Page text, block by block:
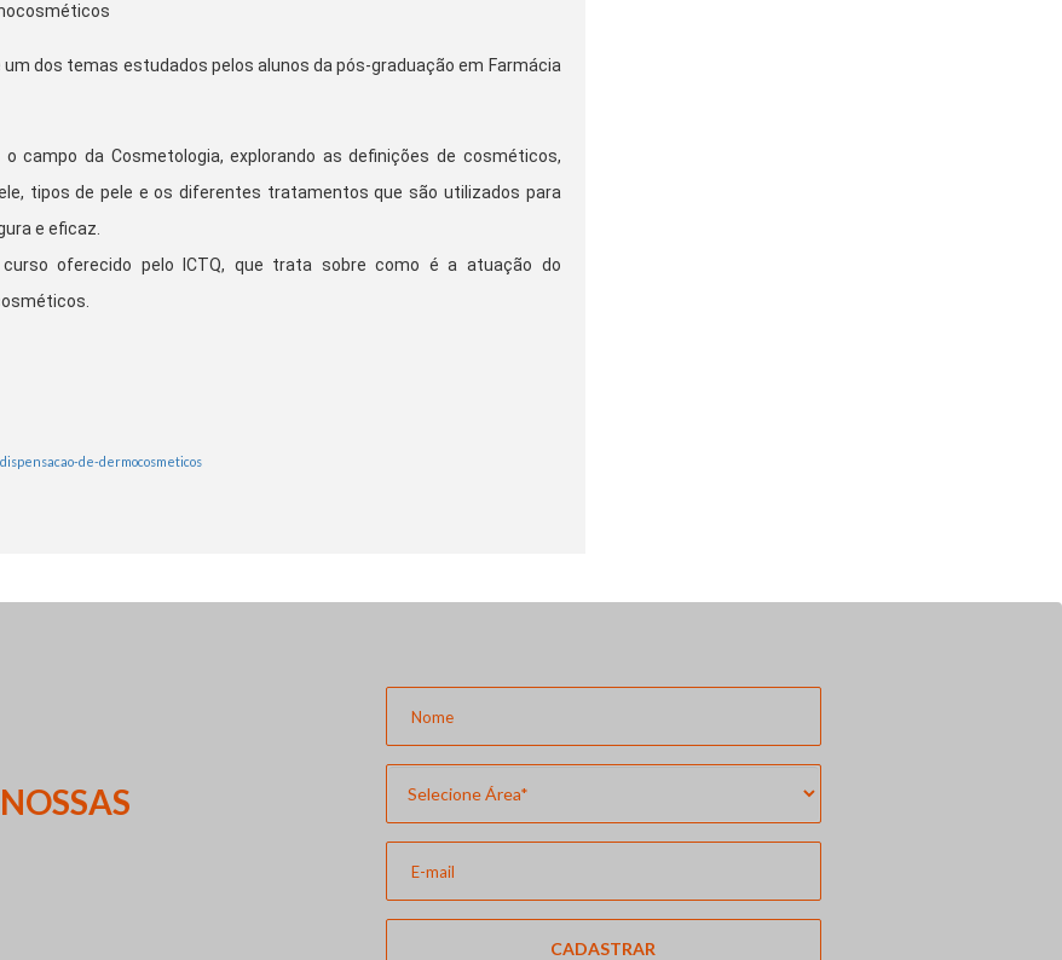
dos temas estudados pelos alunos da pós-graduação em Farmácia
campo da Cosmetologia, explorando as definições de cosméticos,
tipos de pele e os diferentes tratamentos que são utilizados para
e eficaz.
oferecido pelo ICTQ, que trata sobre como é a atuação do
de-dermocosmeticos
CADASTRAR